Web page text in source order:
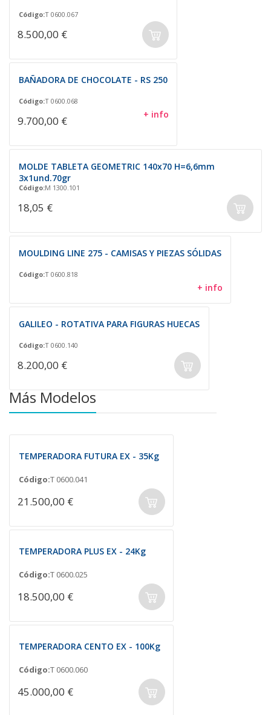
Código:T 0600.067
8.500,00 €
BAÑADORA DE CHOCOLATE - RS 250
Código:T 0600.068
9.700,00 € + info
MOLDE TABLETA GEOMETRIC 140x70 H=6,6mm
3x1und.70gr
Código:M 1300.101
18,05 €
MOULDING LINE 275 - CAMISAS Y PIEZAS SÓLIDAS
Código:T 0600.818
+ info
GALILEO - ROTATIVA PARA FIGURAS HUECAS
Código:T 0600.140
8.200,00 €
Más Modelos
TEMPERADORA FUTURA EX - 35Kg
Código:T 0600.041
21.500,00 €
TEMPERADORA PLUS EX - 24Kg
Código:T 0600.025
18.500,00 €
TEMPERADORA CENTO EX - 100Kg
Código:T 0600.060
45.000,00 €